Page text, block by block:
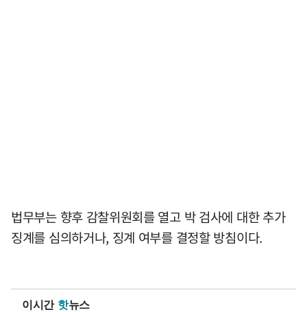
법무부는 향후 감찰위원회를 열고 박 검사에 대한 추가
징계를 심의하거나, 징계 여부를 결정할 방침이다.
이시간 핫뉴스